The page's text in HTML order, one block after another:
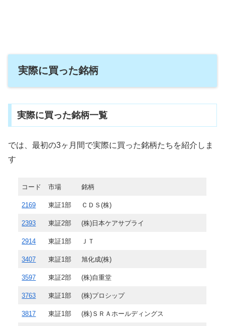
実際に買った銘柄
実際に買った銘柄一覧
では、最初の3ヶ月間で実際に買った銘柄たちを紹介しま
す
コード 市場 銘柄
2169 東証1部 ＣＤＳ(株)
2393 東証2部 (株)日本ケアサプライ
2914 東証1部 ＪＴ
3407 東証1部 旭化成(株)
3597 東証2部 (株)自重堂
3763 東証1部 (株)プロシップ
3817 東証1部 (株)ＳＲＡホールディングス